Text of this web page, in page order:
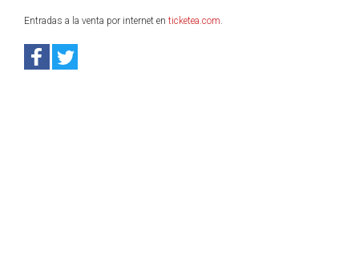
Entradas a la venta por internet en ticketea.com.